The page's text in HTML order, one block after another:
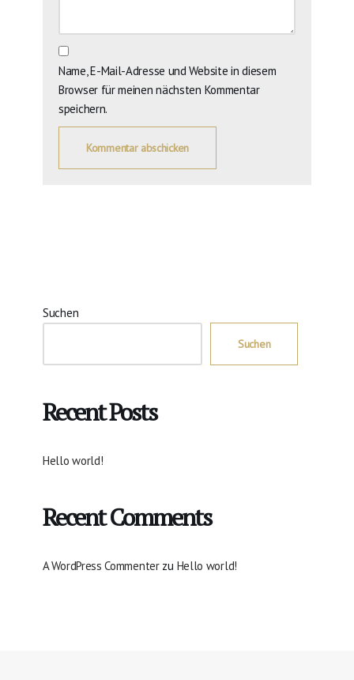
Name, E-Mail-Adresse und Website in diesem
Browser für meinen nächsten Kommentar
speichern.
Suchen
Suchen
Recent Posts
Hello world!
Recent Comments
A WordPress Commenterzu Hello world!